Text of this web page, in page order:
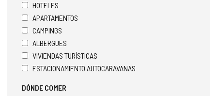
HOTELES
APARTAMENTOS
CAMPINGS
ALBERGUES
VIVIENDAS TURÍSTICAS
ESTACIONAMIENTO AUTOCARAVANAS
DÓNDE COMER